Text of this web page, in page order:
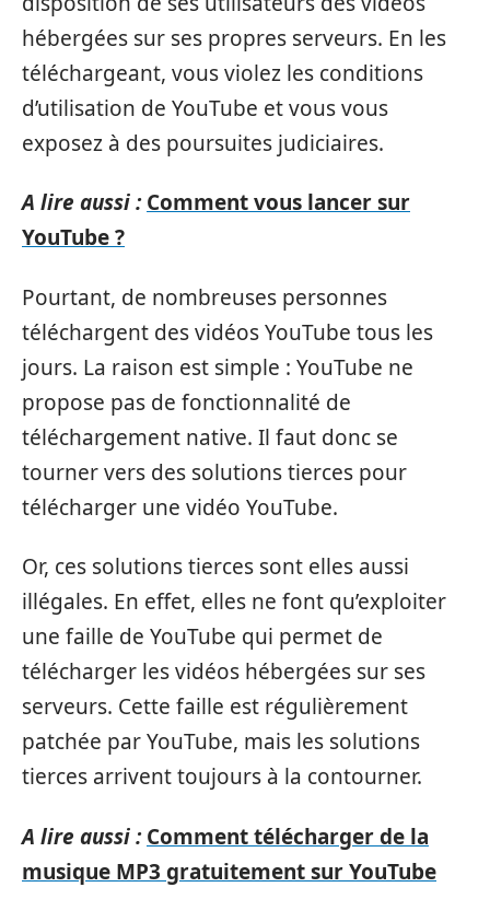
hébergées sur ses propres serveurs. En les
téléchargeant, vous violez les conditions
d’utilisation de YouTube et vous vous
exposez à des poursuites judiciaires.
A lire aussi : Comment vous lancer sur
YouTube ?
Pourtant, de nombreuses personnes
téléchargent des vidéos YouTube tous les
jours. La raison est simple : YouTube ne
propose pas de fonctionnalité de
téléchargement native. Il faut donc se
tourner vers des solutions tierces pour
télécharger une vidéo YouTube.
Or, ces solutions tierces sont elles aussi
illégales. En effet, elles ne font qu’exploiter
une faille de YouTube qui permet de
télécharger les vidéos hébergées sur ses
serveurs. Cette faille est régulièrement
patchée par YouTube, mais les solutions
tierces arrivent toujours à la contourner.
A lire aussi : Comment télécharger de la
musique MP3 gratuitement sur YouTube